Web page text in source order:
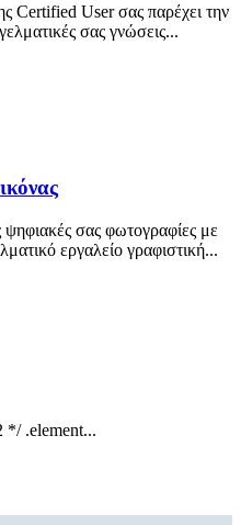
Certified User σας παρέχει την
σας γνώσεις...
ψηφιακές σας φωτογραφίες με
εργαλείο γραφιστική...
*/ .element...